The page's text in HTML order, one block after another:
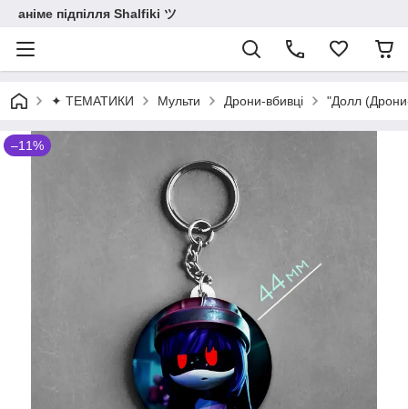
аніме підпілля Shalfiki ツ
✦ ТЕМАТИКИ Мульти Дрони-вбивці "Долл
–11%